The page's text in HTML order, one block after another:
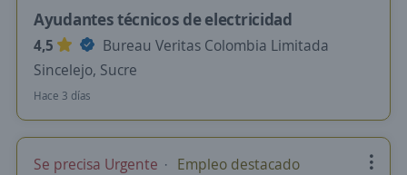
Ayudantes técnicos de electricidad
4,5
Bureau Veritas Colombia Limitada
Sincelejo, Sucre
Hace 3 días
Se precisa Urgente Empleo destacado